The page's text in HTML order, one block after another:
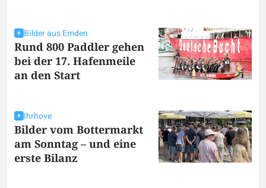
Bilder aus Emden
Rund 800 Paddler gehen
bei der 17. Hafenmeile
an den Start
Ihrhove
Bilder vom Bottermarkt
am Sonntag – und eine
erste Bilanz